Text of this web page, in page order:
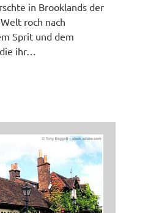
in Brooklands der
roch nach
Sprit und dem
ihr…